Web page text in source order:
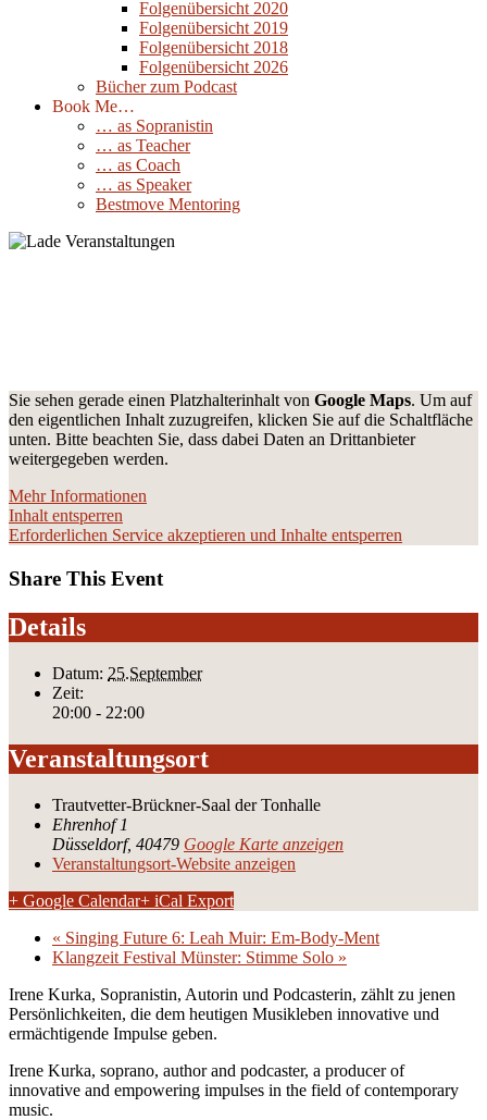
Folgenübersicht 2020
Folgenübersicht 2019
Folgenübersicht 2018
Folgenübersicht 2026
Bücher zum Podcast
Book Me…
… as Sopranistin
… as Teacher
… as Coach
… as Speaker
Bestmove Mentoring
Sie sehen gerade einen Platzhalterinhalt von Google Maps. Um auf
den eigentlichen Inhalt zuzugreifen, klicken Sie auf die Schaltfläche
unten. Bitte beachten Sie, dass dabei Daten an Drittanbieter
weitergegeben werden.
Mehr Informationen
Inhalt entsperren
Erforderlichen Service akzeptieren und Inhalte entsperren
Share This Event
Details
Datum: 25.September
Zeit:
20:00 - 22:00
Veranstaltungsort
Trautvetter-Brückner-Saal der Tonhalle
Ehrenhof 1
Düsseldorf, 40479 Google Karte anzeigen
Veranstaltungsort-Website anzeigen
+ Google Calendar+ iCal Export
« Singing Future 6: Leah Muir: Em-Body-Ment
Klangzeit Festival Münster: Stimme Solo »
Irene Kurka, Sopranistin, Autorin und Podcasterin, zählt zu jenen
Persönlichkeiten, die dem heutigen Musikleben innovative und
ermächtigende Impulse geben.
Irene Kurka, soprano, author and podcaster, a producer of
innovative and empowering impulses in the field of contemporary
music.